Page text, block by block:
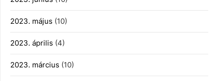
2023. május (10)
2023. április (4)
2023. március (10)